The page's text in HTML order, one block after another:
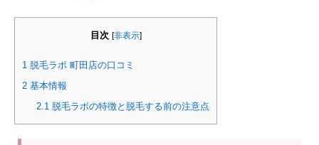
目次 [非表示]
1 脱毛ラボ 町田店の口コミ
2 基本情報
2.1 脱毛ラボの特徴と脱毛する前の注意点